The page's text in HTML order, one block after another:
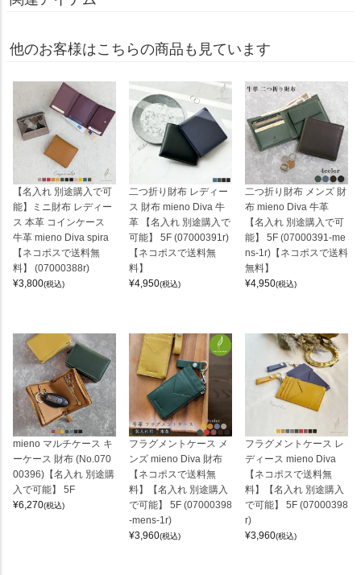
他のお客様はこちらの商品も見ています
【名入れ 別途購入で可
能】ミニ財布 レディー
ス 本革 コインケース
牛革 mieno Diva spira
【ネコポスで送料無
料】 (07000388r)
¥3,800(税込)
二つ折り財布 レディー
ス 財布 mieno Diva 牛
革 【名入れ 別途購入で
可能】 5F (07000391r)
【ネコポスで送料無
料】
¥4,950(税込)
二つ折り財布 メンズ 財
布 mieno Diva 牛革
【名入れ 別途購入で可
能】 5F (07000391-me
ns-1r)【ネコポスで送料
無料】
¥4,950(税込)
mieno マルチケース キ
ーケース 財布 (No.070
00396)【名入れ 別途購
入で可能】 5F
¥6,270(税込)
フラグメントケース メ
ンズ mieno Diva 財布
【ネコポスで送料無
料】【名入れ 別途購入
で可能】 5F (07000398
-mens-1r)
¥3,960(税込)
フラグメントケース レ
ディース mieno Diva
【ネコポスで送料無
料】【名入れ 別途購入
で可能】 5F (07000398
r)
¥3,960(税込)